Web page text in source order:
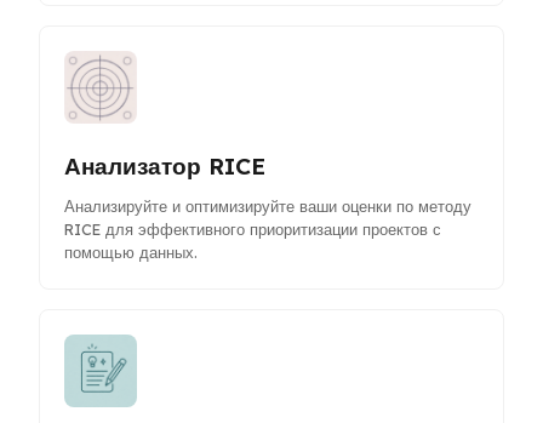
Анализатор RICE
Анализируйте и оптимизируйте ваши оценки по методу
RICE для эффективного приоритизации проектов с
помощью данных.